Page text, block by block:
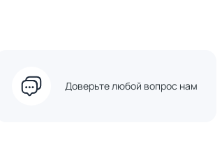
Доверьте любой вопрос нам